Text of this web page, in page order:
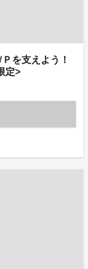
を支えよう！
定>